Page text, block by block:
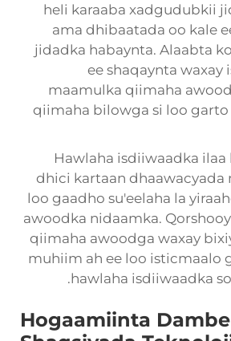
heli karaaba xadgudubkii
ama dhibaatada oo kale
jidadka habaynta. Alaabta
ee shaqaynta waxay
maamulka qiimaha
qiimaha bilowga si loo
Hawlaha isdiiwaadka ilaa
dhici kartaan dhaawacyada
loo gaadho su'eelaha la
awoodka nidaamka.
qiimaha awoodga waxay
muhiim ah ee loo isticmaalo
hawlaha isdiiwaadka
Hogaamiinta